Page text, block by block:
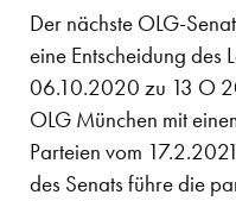
Der nächste OLG-
eine Entscheidung des
06.10.2020 zu 13 O
OLG München mit
Parteien vom
des Senats führe die